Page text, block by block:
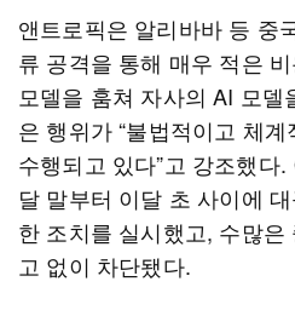
앤트로픽은 알리바바 등 중
류 공격을 통해 매우 적은
모델을 훔쳐 자사의 AI 모
은 행위가 “불법적이고 체
수행되고 있다”고 강조했다
달 말부터 이달 초 사이에
한 조치를 실시했고, 수많은
고 없이 차단됐다.